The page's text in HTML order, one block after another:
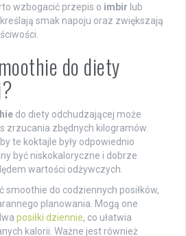
wzbogacić przepis o imbir lub
smak napoju oraz zwiększają
do diety
do diety odchudzającej może
zrzucania zbędnych kilogramów.
te koktajle były odpowiednio
być niskokaloryczne i dobrze
wartości odżywczych.
smoothie do codziennych posiłków,
planowania. Mogą one
posiłki dziennie, co ułatwia
kalorii. Ważne jest również